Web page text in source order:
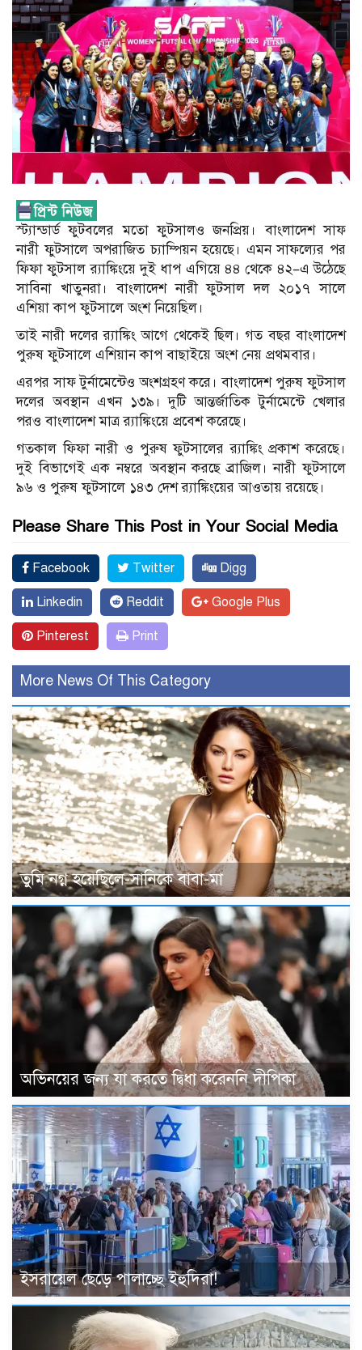
স্ট্যান্ডার্ড ফুটবলের মতো ফুটসালও জনপ্রিয়। বাংলাদেশ সাফ
নারী ফুটসালে অপরাজিত চ্যাম্পিয়ন হয়েছে। এমন সাফল্যের পর
ফিফা ফুটসাল র‌্যাঙ্কিংয়ে দুই ধাপ এগিয়ে ৪৪ থেকে ৪২–এ উঠেছে
সাবিনা খাতুনরা। বাংলাদেশ নারী ফুটসাল দল ২০১৭ সালে
এশিয়া কাপ ফুটসালে অংশ নিয়েছিল।
তাই নারী দলের র‌্যাঙ্কিং আগে থেকেই ছিল। গত বছর বাংলাদেশ
পুরুষ ফুটসালে এশিয়ান কাপ বাছাইয়ে অংশ নেয় প্রথমবার।
এরপর সাফ টুর্নামেন্টেও অংশগ্রহণ করে। বাংলাদেশ পুরুষ ফুটসাল
দলের অবস্থান এখন ১৩৯। দুটি আন্তর্জাতিক টুর্নামেন্টে খেলার
পরও বাংলাদেশ মাত্র র‌্যাঙ্কিংয়ে প্রবেশ করেছে।
গতকাল ফিফা নারী ও পুরুষ ফুটসালের র‌্যাঙ্কিং প্রকাশ করেছে।
দুই বিভাগেই এক নম্বরে অবস্থান করছে ব্রাজিল। নারী ফুটসালে
৯৬ ও পুরুষ ফুটসালে ১৪৩ দেশ র‌্যাঙ্কিংয়ের আওতায় রয়েছে।
Please Share This Post in Your Social Media
Facebook Twitter Digg
Linkedin Reddit Google Plus
Pinterest Print
More News Of This Category
তুমি নগ্ন হয়েছিলে-সানিকে বাবা-মা
অভিনয়ের জন্য যা করতে দ্বিধা করেননি দীপিকা
ইসরায়েল ছেড়ে পালাচ্ছে ইহুদিরা!